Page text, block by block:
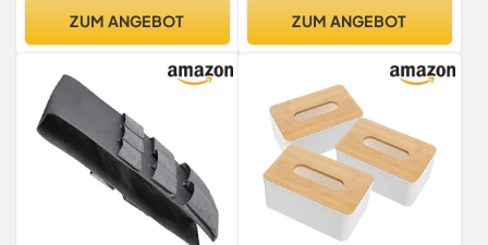
ZUM ANGEBOT ZUM ANGEBOT